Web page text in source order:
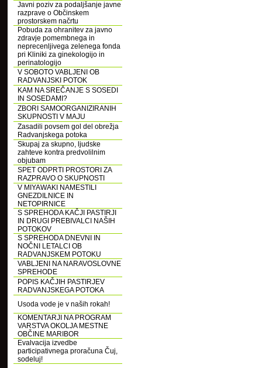
Javni poziv za podaljšanje javne
razprave o Občinskem
prostorskem načrtu
Pobuda za ohranitev za javno
zdravje pomembnega in
neprecenljivega zelenega fonda
pri Kliniki za ginekologijo in
perinatologijo
V SOBOTO VABLJENI OB
RADVANJSKI POTOK
KAM NA SREČANJE S SOSEDI
IN SOSEDAMI?
ZBORI SAMOORGANIZIRANIH
SKUPNOSTI V MAJU
Zasadili povsem gol del obrežja
Radvanjskega potoka
Skupaj za skupno, ljudske
zahteve kontra predvolilnim
objubam
SPET ODPRTI PROSTORI ZA
RAZPRAVO O SKUPNOSTI
V MIYAWAKI NAMESTILI
GNEZDILNICE IN
NETOPIRNICE
S SPREHODA KAČJI PASTIRJI
IN DRUGI PREBIVALCI NAŠIH
POTOKOV
S SPREHODA DNEVNI IN
NOČNI LETALCI OB
RADVANJSKEM POTOKU
VABLJENI NA NARAVOSLOVNE
SPREHODE
POPIS KAČJIH PASTIRJEV
RADVANJSKEGA POTOKA
Usoda vode je v naših rokah!
KOMENTARJI NA PROGRAM
VARSTVA OKOLJA MESTNE
OBČINE MARIBOR
Evalvacija izvedbe
participativnega proračuna Čuj,
sodeluj!